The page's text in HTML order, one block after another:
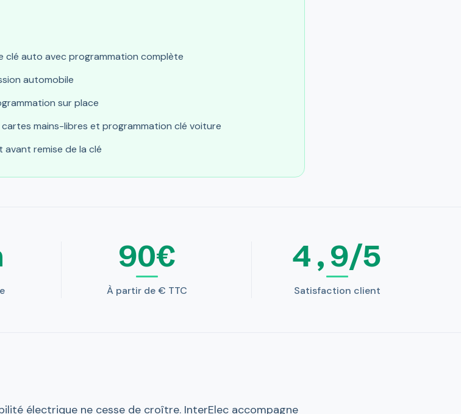
clé auto avec programmation complète
automobile
sur place
mains-libres et programmation clé voiture
remise de la clé
90€
À partir de € TTC
4,9/5
Satisfaction client
électrique ne cesse de croître. InterElec accompagne